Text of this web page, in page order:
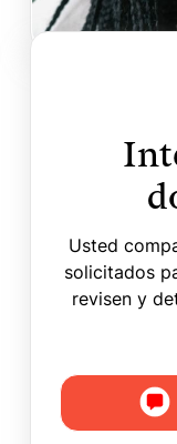
Usted
solicitados
revisen y